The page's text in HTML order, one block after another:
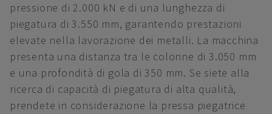
pressione di 2.000 kN e di una lunghezza di
piegatura di 3.550 mm, garantendo prestazioni
elevate nella lavorazione dei metalli. La macchina
presenta una distanza tra le colonne di 3.050 mm
e una profondità di gola di 350 mm. Se siete alla
ricerca di capacità di piegatura di alta qualità,
prendete in considerazione la pressa piegatrice